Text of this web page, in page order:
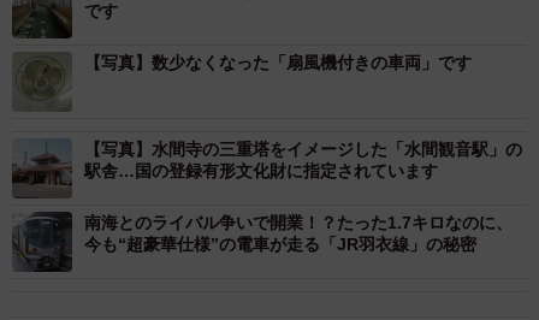
系」に変りました。
各地で近代化に貢献した東急元7000系ですが、近年は世代
交代により数が少なくなりました。水間鉄道の他には青森
県の弘南鉄道、石川県の北陸鉄道で働いています。そのた
め、年を追うごとに水間鉄道の元7000系が貴重な存在にな
っています。
実際に水間鉄道1000系に乗車しました。筆者が乗車した車
です
【写真】数少なくなった「扇風機付きの車両」です
【写真】水間寺の三重塔をイメージした「水間観音駅」の
駅舎…国の登録有形文化財に指定されています
南海とのライバル争いで開業！？たった1.7キロなのに、
今も“超豪華仕様”の電車が走る「JR羽衣線」の秘密